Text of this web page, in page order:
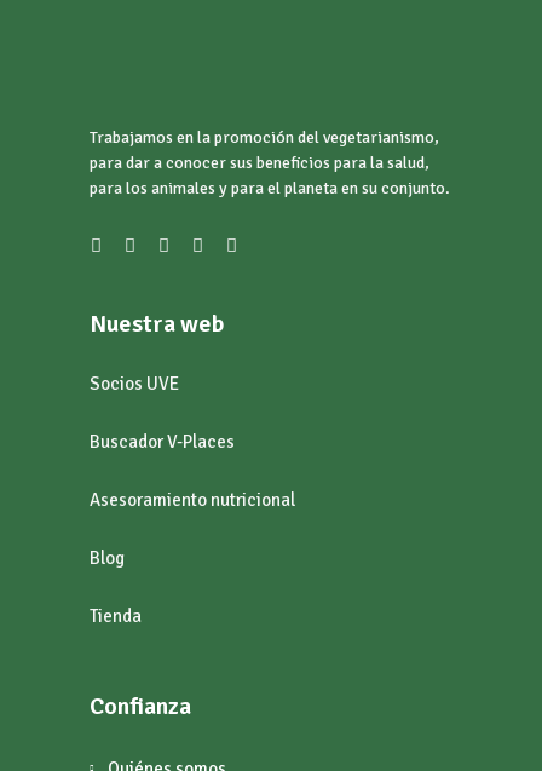
Trabajamos en la promoción del vegetarianismo,
para dar a conocer sus beneficios para la salud,
para los animales y para el planeta en su conjunto.
Nuestra web
Socios UVE
Buscador V-Places
Asesoramiento nutricional
Blog
Tienda
Confianza